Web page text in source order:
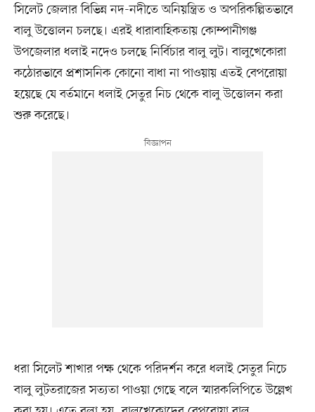
সিলেট জেলার বিভিন্ন নদ-নদীতে অনিয়ন্ত্রিত ও অপরিকল্পিতভাবে
বালু উত্তোলন চলছে। এরই ধারাবাহিকতায় কোম্পানীগঞ্জ
উপজেলার ধলাই নদেও চলছে নির্বিচার বালু লুট। বালুখেকোরা
কঠোরভাবে প্রশাসনিক কোনো বাধা না পাওয়ায় এতই বেপরোয়া
হয়েছে যে বর্তমানে ধলাই সেতুর নিচ থেকে বালু উত্তোলন করা
শুরু করেছে।
ধরা সিলেট শাখার পক্ষ থেকে পরিদর্শন করে ধলাই সেতুর নিচে
বালু লুটতরাজের সত্যতা পাওয়া গেছে বলে স্মারকলিপিতে উল্লেখ